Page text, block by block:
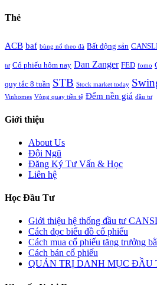
Thẻ
ACB baf bùng nổ theo đà Bất động sản
tư Cổ phiếu hôm nay Dan Zanger FED fomo
quy tắc 8 tuần STB Stock market today
Vinhomes Vòng quay tiền tệ Đếm nền giá đầu tư
Giới thiệu
About Us
Đội Ngũ
Đăng Ký Tư Vấn & Học
Liên hệ
Học Đầu Tư
Giới thiệu hệ thống đầu tư
Cách đọc biểu đồ cổ phiếu
Cách mua cổ phiếu tăng trưởng
Cách bán cổ phiếu
QUẢN TRỊ DANH MỤC ĐẦU